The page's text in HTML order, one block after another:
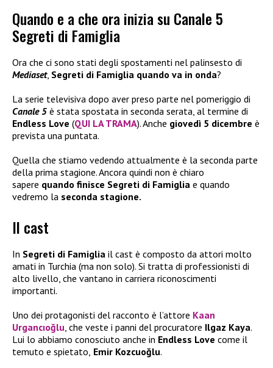
Quando e a che ora inizia su Canale 5
Segreti di Famiglia
Ora che ci sono stati degli spostamenti nel palinsesto di
Mediaset, Segreti di Famiglia quando va in onda?
La serie televisiva dopo aver preso parte nel pomeriggio di
Canale 5 è stata spostata in seconda serata, al termine di
Endless Love (QUI LA TRAMA). Anche giovedì 5 dicembre è
prevista una puntata.
Quella che stiamo vedendo attualmente è la seconda parte
della prima stagione. Ancora quindi non è chiaro
sapere quando finisce Segreti di Famiglia e quando
vedremo la seconda stagione.
Il cast
In Segreti di Famiglia il cast è composto da attori molto
amati in Turchia (ma non solo). Si tratta di professionisti di
alto livello, che vantano in carriera riconoscimenti
importanti.
Uno dei protagonisti del racconto è l’attore Kaan
Urgancıoğlu, che veste i panni del procuratore Ilgaz Kaya.
Lui lo abbiamo conosciuto anche in Endless Love come il
temuto e spietato, Emir Kozcuoğlu.